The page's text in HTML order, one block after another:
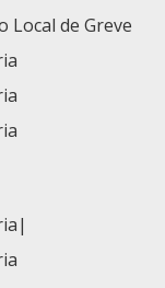
Local de Greve